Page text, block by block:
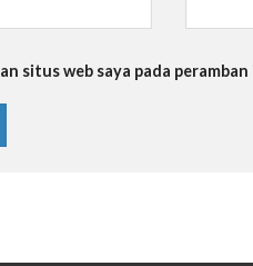
situs web saya pada